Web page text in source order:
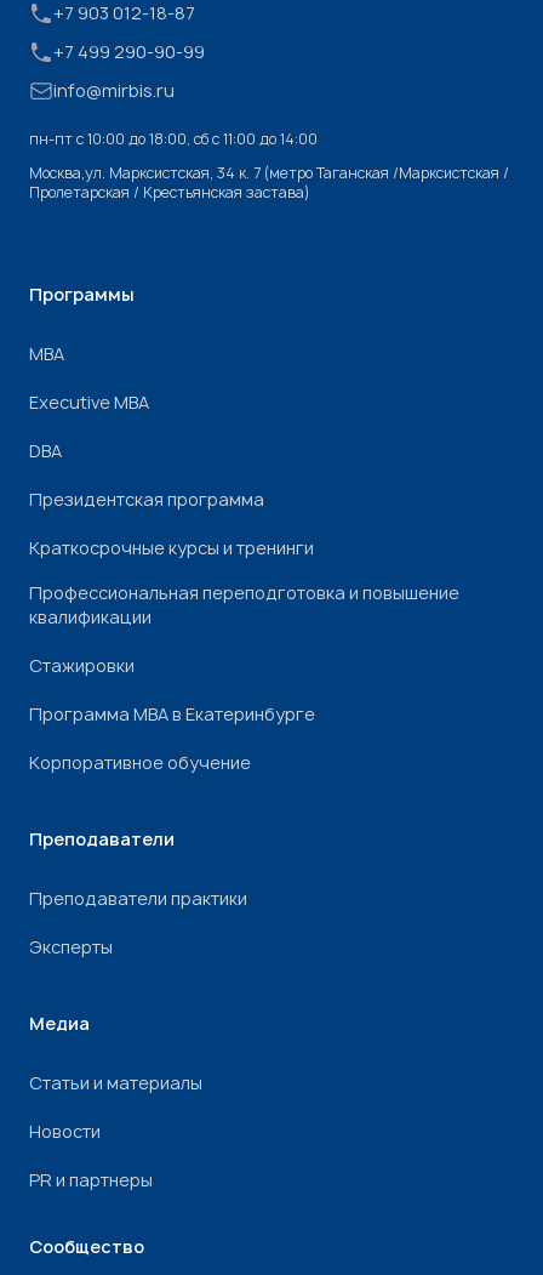
+7 903 012-18-87
+7 499 290-90-99
info@mirbis.ru
пн-пт с 10:00 до 18:00, cб с 11:00 до 14:00
Москва,ул. Марксистская, 34 к. 7 (метро Таганская /Марксистская /
Пролетарская / Крестьянская застава)
Программы
МВА
Executive MBA
DBA
Президентская программа
Краткосрочные курсы и тренинги
Профессиональная переподготовка и повышение
квалификации
Стажировки
Программа МВА в Екатеринбурге
Корпоративное обучение
Преподаватели
Преподаватели практики
Эксперты
Медиа
Статьи и материалы
Новости
PR и партнеры
Сообщество